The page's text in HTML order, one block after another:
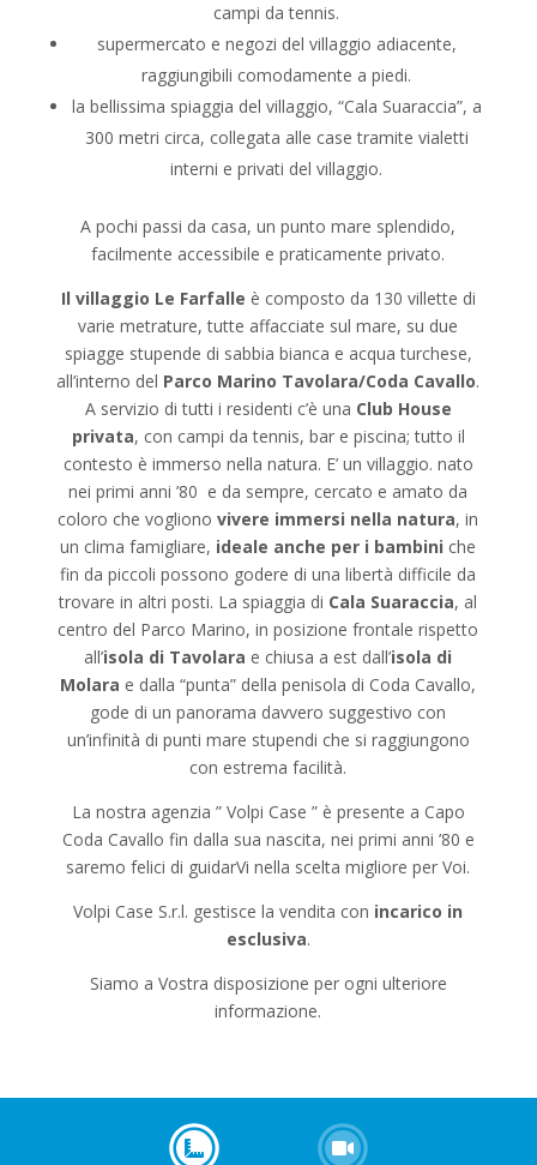
campi da tennis.
supermercato e negozi del villaggio adiacente,
raggiungibili comodamente a piedi.
la bellissima spiaggia del villaggio, “Cala Suaraccia”, a
300 metri circa, collegata alle case tramite vialetti
interni e privati del villaggio.
A pochi passi da casa, un punto mare splendido,
facilmente accessibile e praticamente privato.
Il villaggio Le Farfalle è composto da 130 villette di
varie metrature, tutte affacciate sul mare, su due
spiagge stupende di sabbia bianca e acqua turchese,
all’interno del Parco Marino Tavolara/Coda Cavallo.
A servizio di tutti i residenti c’è una Club House
privata, con campi da tennis, bar e piscina; tutto il
contesto è immerso nella natura. E’ un villaggio. nato
nei primi anni ’80 e da sempre, cercato e amato da
coloro che voglionovivere immersi nella natura, in
un clima famigliare, ideale anche per i bambini che
fin da piccoli possono godere di una libertà difficile da
trovare in altri posti. La spiaggia di Cala Suaraccia, al
centro del Parco Marino, in posizione frontale rispetto
all’isola di Tavolara e chiusa a est dall’isola di
Molara e dalla “punta” della penisola di Coda Cavallo,
gode di un panorama davvero suggestivo con
un’infinità di punti mare stupendi che si raggiungono
con estrema facilità.
La nostra agenzia ” Volpi Case ” è presente a Capo
Coda Cavallo fin dalla sua nascita, nei primi anni ’80 e
saremo felici di guidarVi nella scelta migliore per Voi.
Volpi Case S.r.l. gestisce la vendita con incarico in
esclusiva.
Siamo a Vostra disposizione per ogni ulteriore
informazione.